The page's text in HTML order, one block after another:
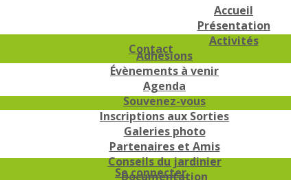
Accueil
Présentation
Activités
Adhésions
Évènements à venir
Agenda
Souvenez-vous
Inscriptions aux Sorties
Galeries photo
Partenaires et Amis
Conseils du jardinier
Documentation
Contact
Se connecter